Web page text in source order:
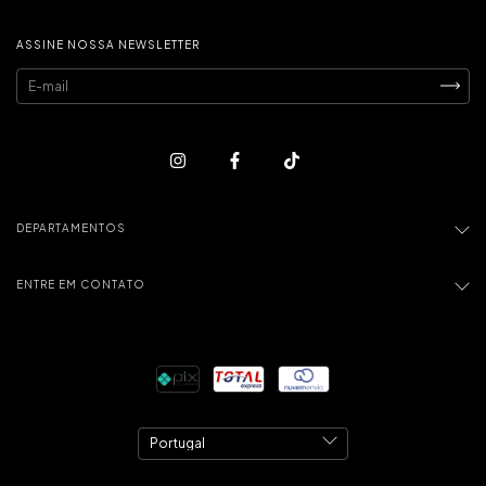
ASSINE NOSSA NEWSLETTER
DEPARTAMENTOS
ENTRE EM CONTATO